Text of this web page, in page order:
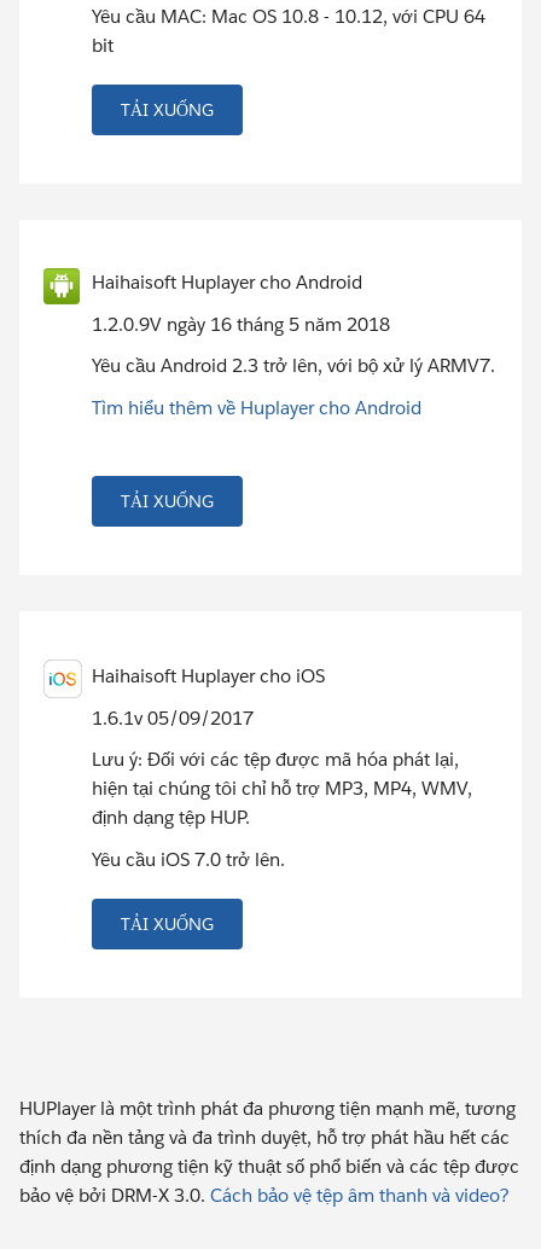
Yêu cầu MAC: Mac OS 10.8 - 10.12, với CPU 64
bit
TẢI XUỐNG
Haihaisoft Huplayer cho Android
1.2.0.9V ngày 16 tháng 5 năm 2018
Yêu cầu Android 2.3 trở lên, với bộ xử lý ARMV7.
Tìm hiểu thêm về Huplayer cho Android
TẢI XUỐNG
Haihaisoft Huplayer cho iOS
1.6.1v 05/09/2017
Lưu ý: Đối với các tệp được mã hóa phát lại,
hiện tại chúng tôi chỉ hỗ trợ MP3, MP4, WMV,
định dạng tệp HUP.
Yêu cầu iOS 7.0 trở lên.
TẢI XUỐNG
HUPlayer là một trình phát đa phương tiện mạnh mẽ, tương
thích đa nền tảng và đa trình duyệt, hỗ trợ phát hầu hết các
định dạng phương tiện kỹ thuật số phổ biến và các tệp được
bảo vệ bởi DRM-X 3.0. Cách bảo vệ tệp âm thanh và video?